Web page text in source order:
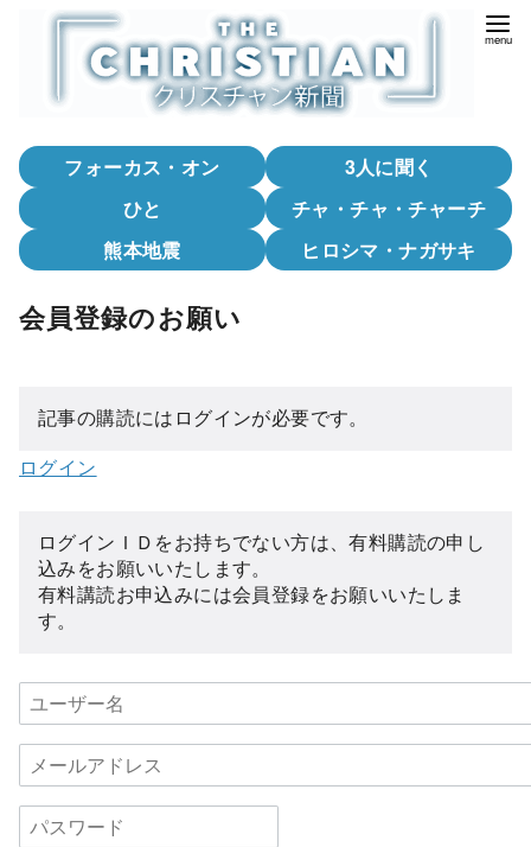
フォーカス・オン
3人に聞く
ひと
チャ・チャ・チャーチ
熊本地震
ヒロシマ・ナガサキ
会員登録のお願い
記事の購読にはログインが必要です。
ログイン
ログインＩＤをお持ちでない方は、有料購読の申し
込みをお願いいたします。
有料講読お申込みには会員登録をお願いいたしま
す。